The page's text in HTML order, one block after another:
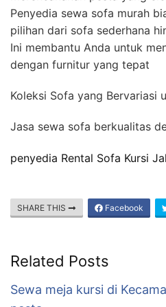
Penyedia sewa sofa murah
pilihan dari sofa sederhana
Ini membantu Anda untuk
dengan furnitur yang tepat
Koleksi Sofa yang Bervariasi
Jasa sewa sofa berkualitas
penyedia Rental Sofa Kursi
SHARE THIS Facebook
Related Posts
Sewa meja kursi di